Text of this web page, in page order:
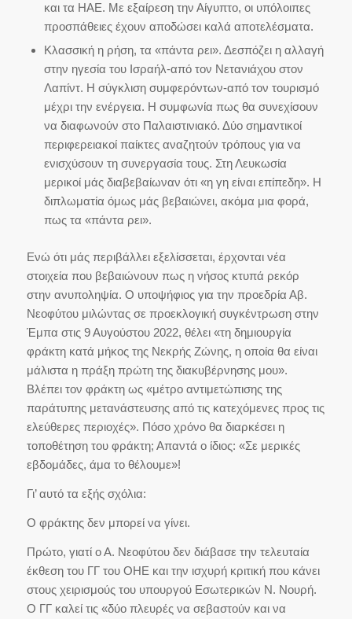
και τα ΗΑΕ. Με εξαίρεση την Αίγυπτο, οι υπόλοιπες
προσπάθειες έχουν αποδώσει καλά αποτελέσματα.
Κλασσική η ρήση, τα «πάντα ρει». Δεσπόζει η αλλαγή
στην ηγεσία του Ισραήλ-από τον Νετανιάχου στον
Λαπίντ. Η σύγκλιση συμφερόντων-από τον τουρισμό
μέχρι την ενέργεια. Η συμφωνία πως θα συνεχίσουν
να διαφωνούν στο Παλαιστινιακό. Δύο σημαντικοί
περιφερειακοί παίκτες αναζητούν τρόπους για να
ενισχύσουν τη συνεργασία τους. Στη Λευκωσία
μερικοί μάς διαβεβαίωναν ότι «η γη είναι επίπεδη». Η
διπλωματία όμως μάς βεβαιώνει, ακόμα μια φορά,
πως τα «πάντα ρει».
Eνώ ότι μάς περιβάλλει εξελίσσεται, έρχονται νέα
στοιχεία που βεβαιώνουν πως η νήσος κτυπά ρεκόρ
στην ανυποληψία. Ο υποψήφιος για την προεδρία Αβ.
Νεοφύτου μιλώντας σε προεκλογική συγκέντρωση στην
Έμπα στις 9 Αυγούστου 2022, θέλει «τη δημιουργία
φράκτη κατά μήκος της Νεκρής Ζώνης, η οποία θα είναι
μάλιστα η πράξη πρώτη της διακυβέρνησης μου».
Βλέπει τον φράκτη ως «μέτρο αντιμετώπισης της
παράτυπης μετανάστευσης από τις κατεχόμενες προς τις
ελεύθερες περιοχές». Πόσο χρόνο θα διαρκέσει η
τοποθέτηση του φράκτη; Απαντά ο ίδιος: «Σε μερικές
εβδομάδες, άμα το θέλουμε»!
Γι’ αυτό τα εξής σχόλια:
Ο φράκτης δεν μπορεί να γίνει.
Πρώτο, γιατί ο Α. Νεοφύτου δεν διάβασε την τελευταία
έκθεση του ΓΓ του ΟΗΕ και την ισχυρή κριτική που κάνει
στους χειρισμούς του υπουργού Εσωτερικών Ν. Νουρή.
Ο ΓΓ καλεί τις «δύο πλευρές να σεβαστούν και να